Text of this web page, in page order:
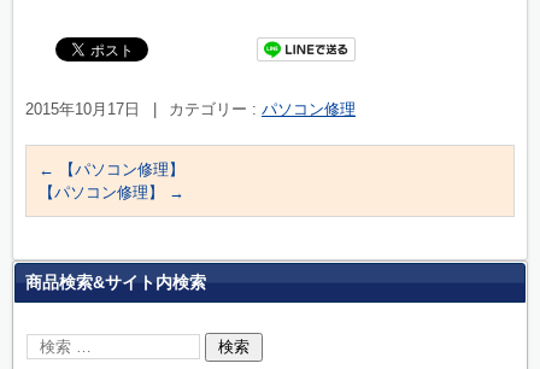
2015年10月17日 カテゴリー : パソコン修理
←
【パソコン修理】
【パソコン修理】
→
商品検索&サイト内検索